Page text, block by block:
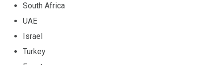
South Africa
UAE
Israel
Turkey